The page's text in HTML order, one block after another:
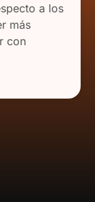
a los
más
con